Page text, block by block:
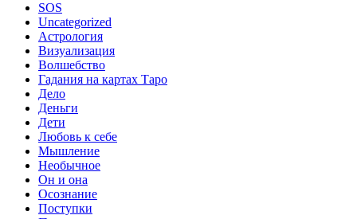
SOS
Uncategorized
Астрология
Визуализация
Волшебство
Гадания на картах Таро
Дело
Деньги
Дети
Любовь к себе
Мышление
Необычное
Он и она
Осознание
Поступки